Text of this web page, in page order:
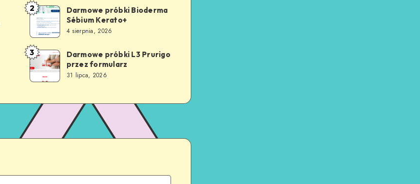
2
Darmowe próbki Bioderma
Sébium Kerato+
4 sierpnia, 2026
3
Darmowe próbki L3 Prurigo
przez formularz
31 lipca, 2026